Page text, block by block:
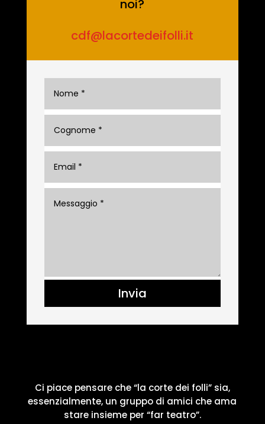
noi?
cdf@lacortedeifolli.it
Invia
Ci piace pensare che “la corte dei folli” sia,
essenzialmente, un gruppo di amici che ama
stare insieme per “far teatro”.